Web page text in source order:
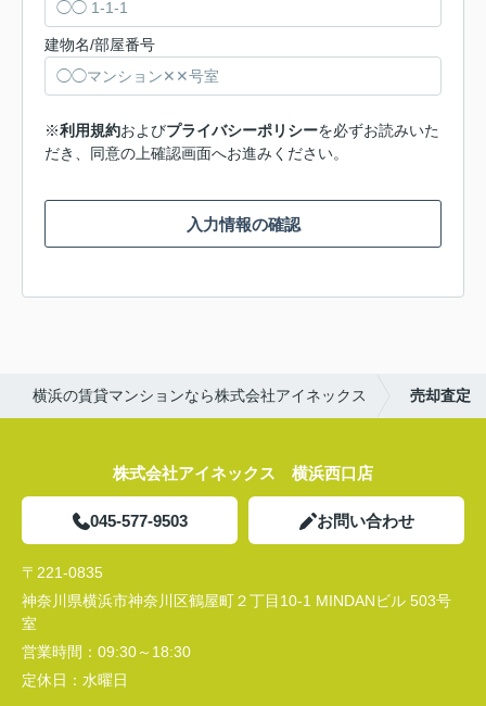
建物名/部屋番号
※利用規約およびプライバシーポリシーを必ずお読みいた
だき、同意の上確認画面へお進みください。
入力情報の確認
横浜の賃貸マンションなら株式会社アイネックス 売却査定
株式会社アイネックス 横浜西口店
045-577-9503 お問い合わせ
〒221-0835
神奈川県横浜市神奈川区鶴屋町２丁目10-1 MINDANビル 503号
室
営業時間： 09:30～18:30
定休日： 水曜日